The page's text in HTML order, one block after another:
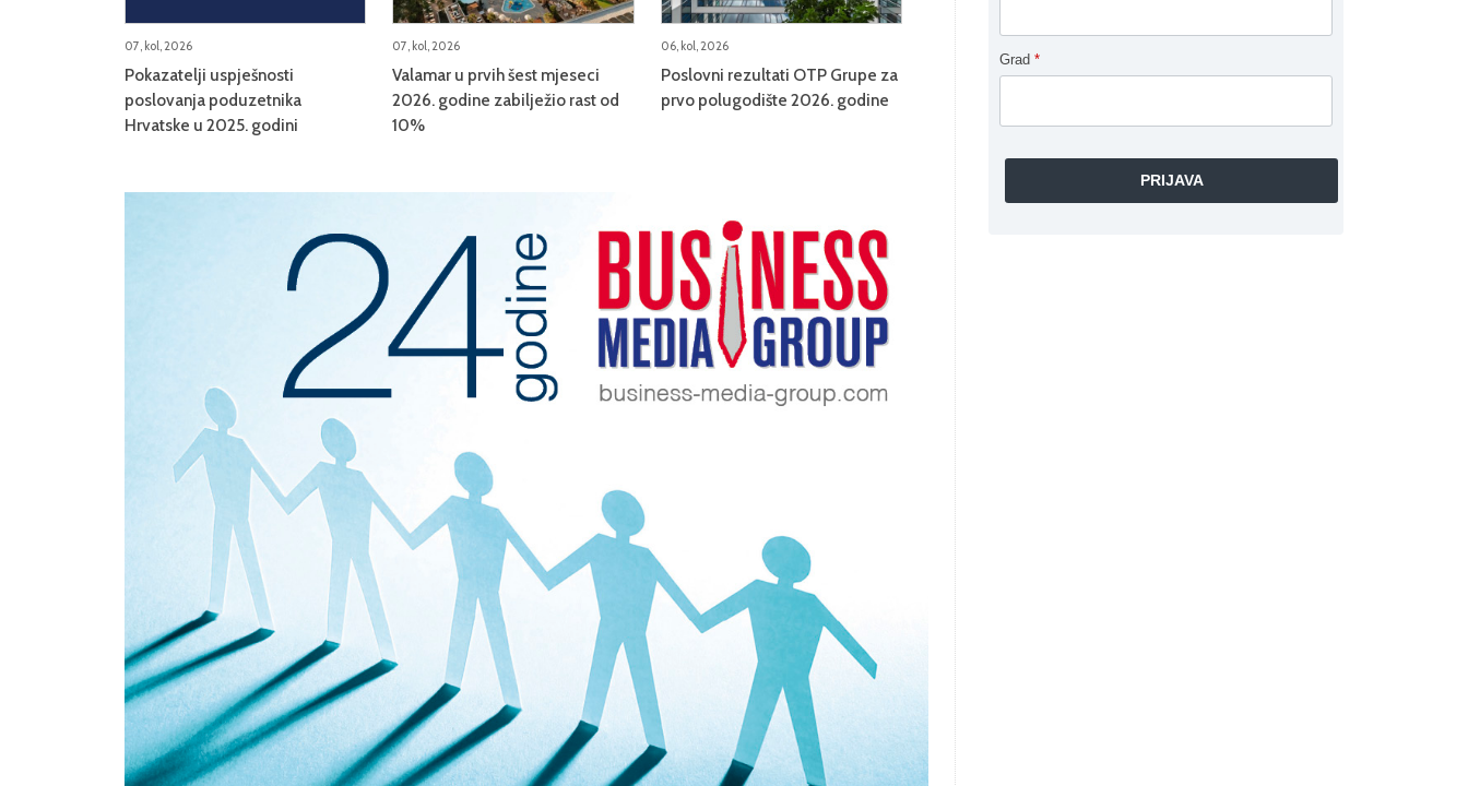
07, kol, 2026
Pokazatelji uspješnosti
poslovanja poduzetnika
Hrvatske u 2025. godini
07, kol, 2026
Valamar u prvih šest mjeseci
2026. godine zabilježio rast od
10%
06, kol, 2026
Poslovni rezultati OTP Grupe za
prvo polugodište 2026. godine
Grad *